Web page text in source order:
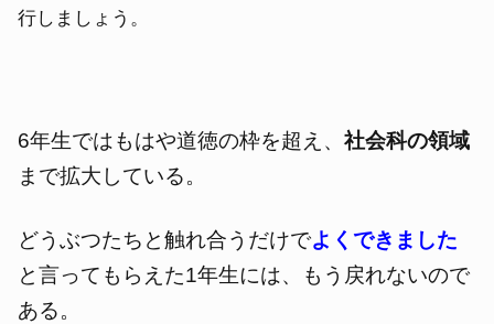
行しましょう。
6年生ではもはや道徳の枠を超え、社会科の領域
まで拡大している。
どうぶつたちと触れ合うだけでよくできました
と言ってもらえた1年生には、もう戻れないので
ある。